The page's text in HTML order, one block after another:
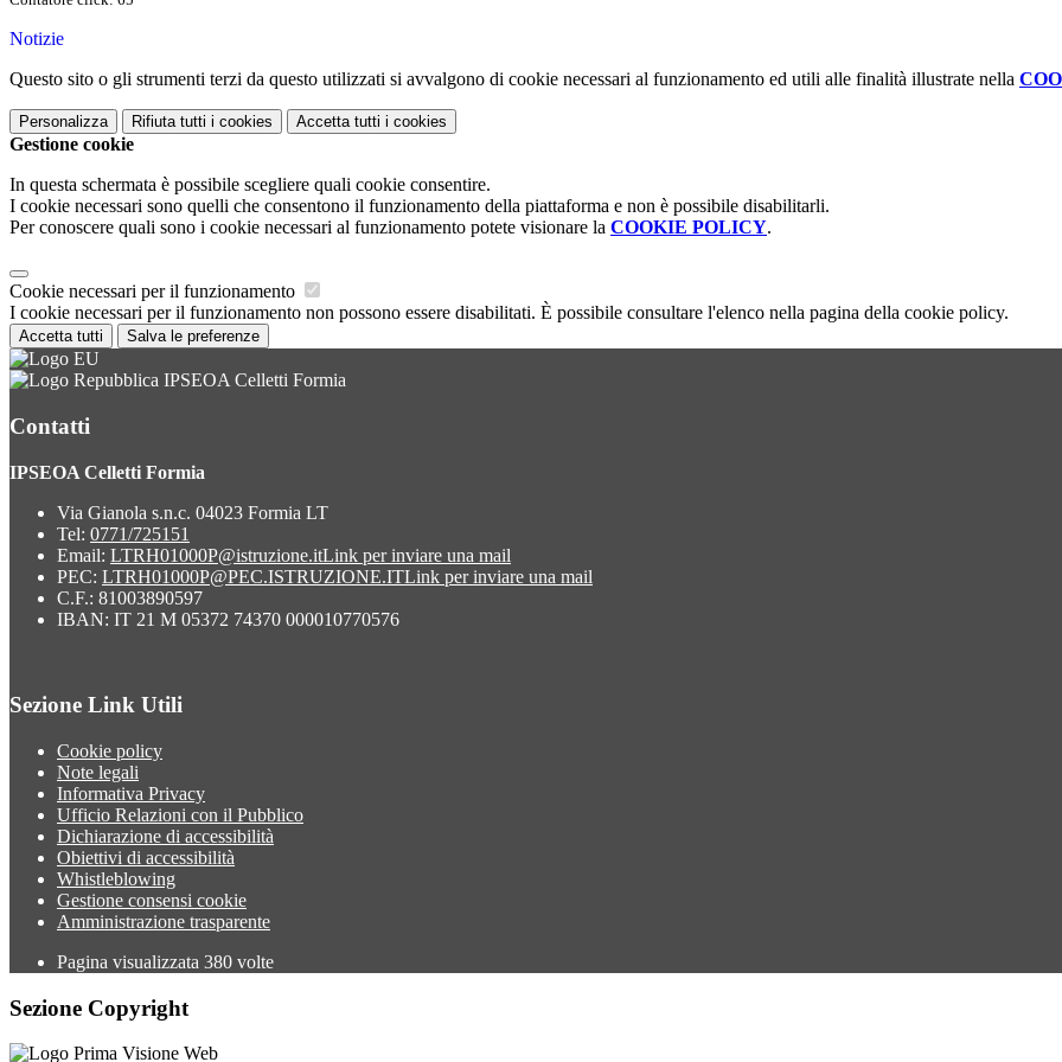
Notizie
Questo sito o gli strumenti terzi da questo utilizzati si avvalgono di cookie necessari al funzionamento ed utili alle finalità illustrate nella
Personalizza Rifiuta tutti i cookies Accetta tutti i cookies
Gestione cookie
In questa schermata è possibile scegliere quali cookie consentire.
I cookie necessari sono quelli che consentono il funzionamento della piattaforma e non è possibile disabilitarli.
Per conoscere quali sono i cookie necessari al funzionamento potete visionare la COOKIE POLICY.
Cookie necessari per il funzionamento
I cookie necessari per il funzionamento non possono essere disabilitati. È possibile consultare l'elenco nella pagina della cookie policy.
Accetta tutti Salva le preferenze
IPSEOA Celletti Formia
Contatti
IPSEOA Celletti Formia
Via Gianola s.n.c. 04023 Formia LT
Tel: 0771/725151
Email: LTRH01000P@istruzione.itLink per inviare una mail
PEC: LTRH01000P@PEC.ISTRUZIONE.ITLink per inviare una mail
C.F.: 81003890597
IBAN: IT 21 M 05372 74370 000010770576
Sezione Link Utili
Cookie policy
Note legali
Informativa Privacy
Ufficio Relazioni con il Pubblico
Dichiarazione di accessibilità
Obiettivi di accessibilità
Whistleblowing
Gestione consensi cookie
Amministrazione trasparente
Pagina visualizzata 380 volte
Sezione Copyright